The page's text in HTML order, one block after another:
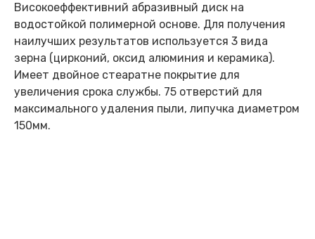
Високоеффективний абразивный диск на
водостойкой полимерной основе. Для получения
наилучших результатов используется 3 вида
зерна (цирконий, оксид алюминия и керамика).
Имеет двойное стеаратне покрытие для
увеличения срока службы. 75 отверстий для
максимального удаления пыли, липучка диаметром
150мм.